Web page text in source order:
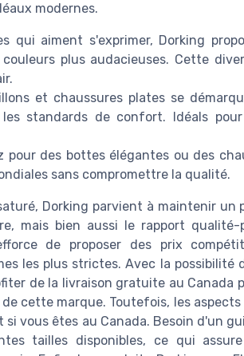
modernes.
qui aiment s'exprimer, Dorking
plus audacieuses. Cette
et chaussures plates se
standards de confort. Idéals
pour des bottes élégantes ou des
sans compromettre la qualité.
Dorking parvient à maintenir un
mais bien aussi le rapport
de proposer des prix
les plus strictes. Avec la possibilité
de la livraison gratuite au Canada
cette marque. Toutefois, les
vous êtes au Canada. Besoin d'un
tailles disponibles, ce qui